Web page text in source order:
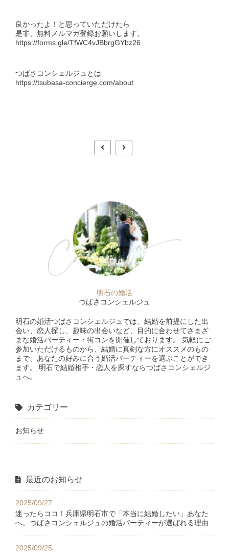
良かったよ！と思っていただけたら
是非、無料メルマガ登録お願いします。
https://forms.gle/TfWC4vJBbrgGYbz26
つばさコンシェルジュとは
https://tsubasa-concierge.com/about
明石の婚活
つばさコンシェルジュ
明石の婚活つばさコンシェルジュでは、結婚を前提にした出
会い、恋人探し、趣味の出会いなど、目的に合わせてさまざ
まな婚活パーティー・街コンを開催しております。 気軽にご
参加いただけるものから、結婚に真剣な方にオススメのもの
まで、あなたの好みに合う婚活パーティーを選ぶことができ
ます。 明石で結婚相手・恋人を探すならつばさコンシェルジ
ュへ。
カテゴリー
お知らせ
最近のお知らせ
2025/09/27
迷ったらココ！兵庫県明石市で「本当に結婚したい」あなた
へ。つばさコンシェルジュの婚活パーティーが選ばれる理由
2025/09/25